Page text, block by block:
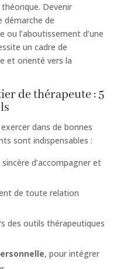
Devenir
démarche de
ou l’aboutissement d’une
un cadre de
et orienté vers la
de thérapeute : 5
dans de bonnes
sont indispensables :
sincère d’accompagner et
de toute relation
des outils thérapeutiques
, pour intégrer